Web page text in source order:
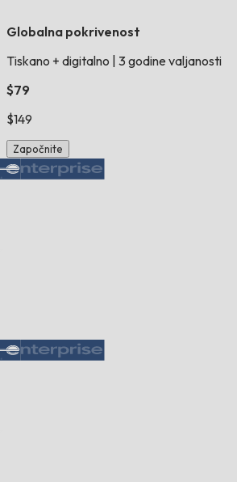
Globalna pokrivenost
Tiskano + digitalno 3 godine valjanosti
$79
$149
Započnite